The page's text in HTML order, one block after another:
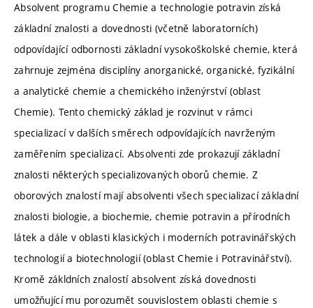
Absolvent programu Chemie a technologie potravin získá
základní znalosti a dovednosti (včetně laboratorních)
odpovídající odbornosti základní vysokoškolské chemie, která
zahrnuje zejména disciplíny anorganické, organické, fyzikální
a analytické chemie a chemického inženýrství (oblast
Chemie). Tento chemický základ je rozvinut v rámci
specializací v dalších směrech odpovídajících navrženým
zaměřením specializací. Absolventi zde prokazují základní
znalosti některých specializovaných oborů chemie. Z
oborových znalostí mají absolventi všech specializací základní
znalosti biologie, a biochemie, chemie potravin a přírodních
látek a dále v oblasti klasických i moderních potravinářských
technologií a biotechnologií (oblast Chemie i Potravinářství).
Kromě zákldních znalostí absolvent získá dovednosti
umožňující mu porozumět souvislostem oblasti chemie s